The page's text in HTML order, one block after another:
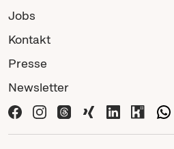
Jobs
Kontakt
Presse
Newsletter